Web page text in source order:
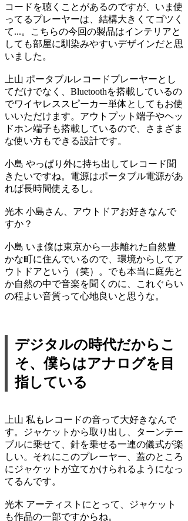
コードを聴くことがあるのですが、いま使
ってるプレーヤーは、結構大きくてゴツく
て...。こちらの今回の製品はインテリアと
しても部屋に馴染みやすいデザインだと思
いました。
上山 ポータブルレコードプレーヤーとし
てだけでなく、Bluetoothを搭載しているの
でワイヤレススピーカー単体としてもお使
いいただけます。アウトプット端子やヘッ
ドホン端子も搭載しているので、さまざま
な使い方もできる設計です。
小島 やっぱり外に持ち出してレコード聞
きたいですね。電源はポータブル電源があ
れば長時間使えるし。
光木 小島さん、アウトドアお好きなんで
すか？
小島 いま僕は東京から一歩離れた自然豊
かな町に住んでいるので、環境からしてア
ウトドアという（笑）。でも本当に庭先と
か自然の中で音楽を聞くのに、これぐらい
の程よい音質って心地良いと思うな。
デジタルの時代だからこ
そ、僕らはアナログを目
指している
上山 私もレコードの音って大好きなんで
す。ジャケットから取り出し、ターンテー
ブルに乗せて、針を乗せる一連の儀式が楽
しい。それにこのプレーヤー、蓋のところ
にジャケットが立てかけられるようになっ
てるんです。
光木 アーティストにとって、ジャケット
も作品の一部ですからね。